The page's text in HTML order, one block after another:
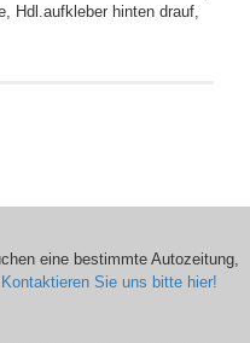
Hdl.aufkleber hinten drauf,
eine bestimmte Autozeitung,
Kontaktieren Sie uns bitte hier!